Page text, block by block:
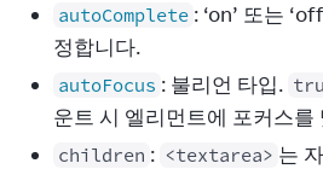
autoComplete : ‘on’ 또는
정합니다.
autoFocus : 불리언 타입.
운트 시 엘리먼트에 포커스를
children : <textarea> 는